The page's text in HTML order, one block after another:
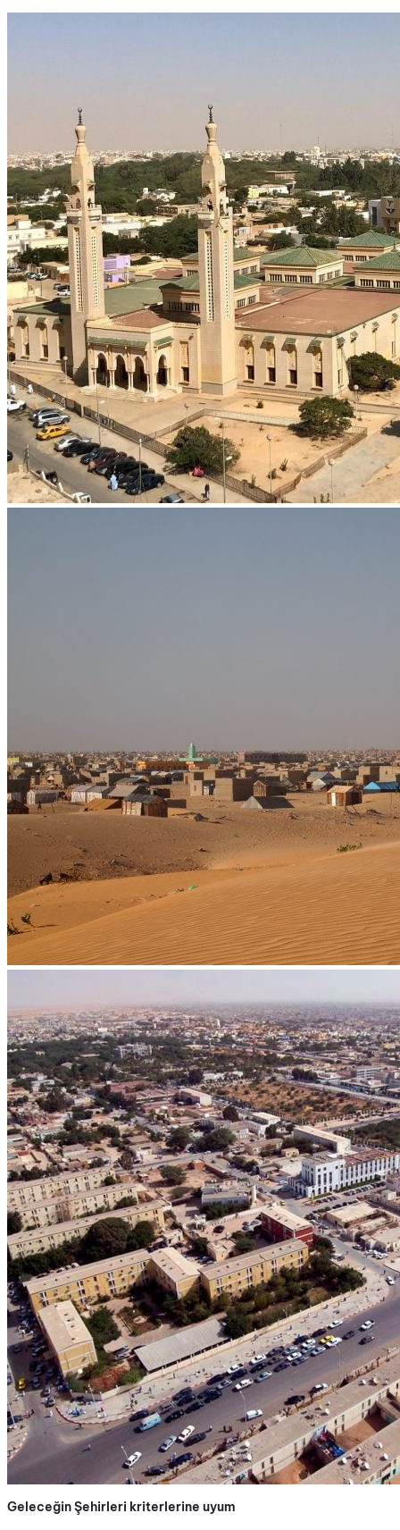
Geleceğin Şehirleri kriterlerine uyum